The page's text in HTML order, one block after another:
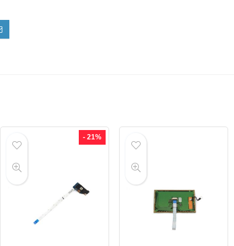
- 21%